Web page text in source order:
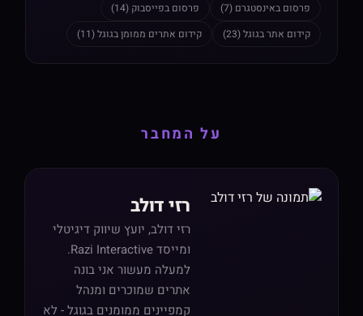
פרסום באינסטגרם (7)
פרסום בפייסבוק (14)
קידום אתר בגוגל (23)
קידום אתרים ממומן בגוגל (11)
על המחבר
רזי דולב
רזי דולב, יועץ שיווק דיגיטלי
ומייסד Razi Interactive.
למעלה מעשור אני בונה
אתרים שמוכרים ומנהל
קמפיינים ממומנים בגוגל - לא